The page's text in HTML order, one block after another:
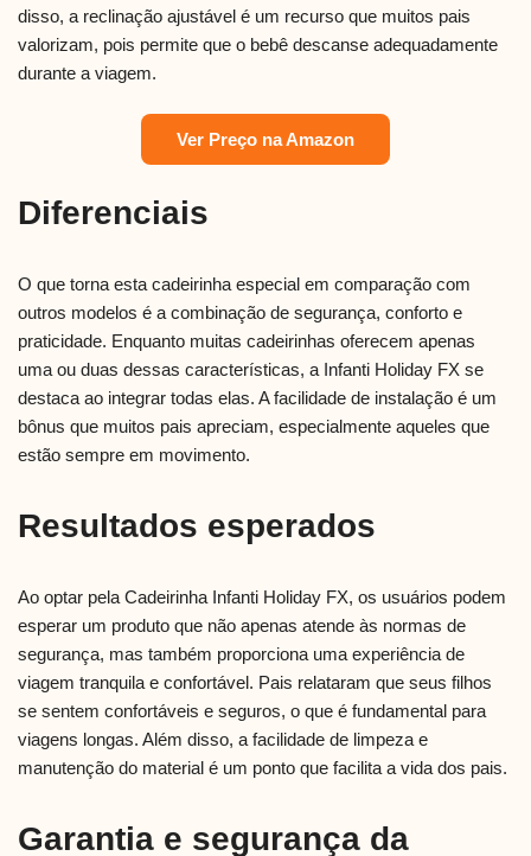
disso, a reclinação ajustável é um recurso que muitos pais
valorizam, pois permite que o bebê descanse adequadamente
durante a viagem.
Ver Preço na Amazon
Diferenciais
O que torna esta cadeirinha especial em comparação com
outros modelos é a combinação de segurança, conforto e
praticidade. Enquanto muitas cadeirinhas oferecem apenas
uma ou duas dessas características, a Infanti Holiday FX se
destaca ao integrar todas elas. A facilidade de instalação é um
bônus que muitos pais apreciam, especialmente aqueles que
estão sempre em movimento.
Resultados esperados
Ao optar pela Cadeirinha Infanti Holiday FX, os usuários podem
esperar um produto que não apenas atende às normas de
segurança, mas também proporciona uma experiência de
viagem tranquila e confortável. Pais relataram que seus filhos
se sentem confortáveis e seguros, o que é fundamental para
viagens longas. Além disso, a facilidade de limpeza e
manutenção do material é um ponto que facilita a vida dos pais.
Garantia e segurança da